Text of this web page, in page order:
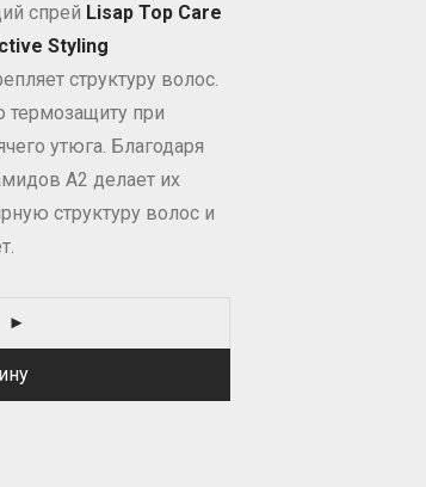
спрей Lisap Top Care
Styling
структуру волос.
при
утюга. Благодаря
А2 делает их
структуру волос и